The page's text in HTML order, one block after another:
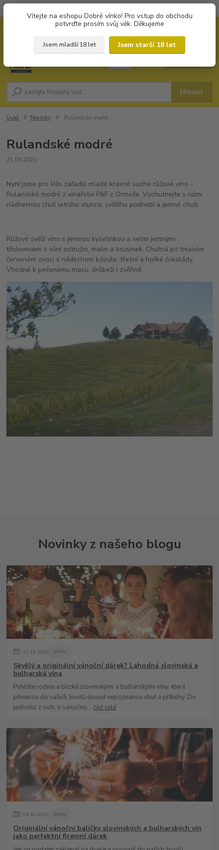
Vítejte na eshopu Dobré vínko! Pro vstup do obchodu
potvrďte prosím svůj věk. Děkujeme
Jsem mladší 18 let
Jsem starší 18 let
Hledat
Úvod Novinky Rulandské modré
Rulandské modré
21.04.2020
Nyní jsme pro Vás zařadili mladé krásné suché růžové víno -
Rulandské modré z vinařství P&F z Ormože. Vychutnejte s námi
nádhernou chuť letního slunce, svěžího podnebí a jemné chuti.
Růžové svěží víno s jemnou kyselinkou a velmi jemnými
tříslovinami s vůní ostružin, malin a brusinek. Chutná po tmavém
červeném ovoci s nádechem kdoule, třešní a hořké čokolády.
Vhodné k pečenému masu, drůbeži i zvěřině.
Novinky z našeho blogu
17. 12.2023 dárky
Skvělý a originální vánoční dárek? Lahodná slovinská a
bulharská vína
Potěšte rodinu a blízké slovinskými a bulharskými víny, která
přinesou do vašich životů dosud nepoznanou chuť a příběhy. Do
jednoho z nich, o vánočníc... číst celé
05. 10.2023 dárky
Originální vánoční balíčky slovinských a bulharských vín
jako perfektní firemní dárek